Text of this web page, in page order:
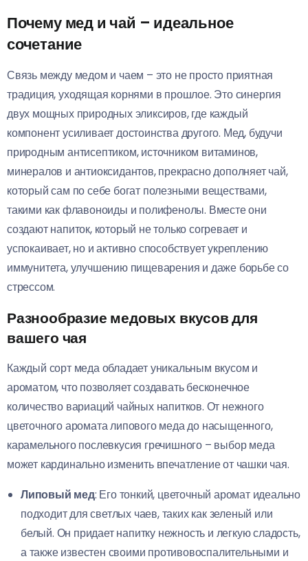
Почему мед и чай – идеальное
сочетание
Связь между медом и чаем – это не просто приятная
традиция, уходящая корнями в прошлое. Это синергия
двух мощных природных эликсиров, где каждый
компонент усиливает достоинства другого. Мед, будучи
природным антисептиком, источником витаминов,
минералов и антиоксидантов, прекрасно дополняет чай,
который сам по себе богат полезными веществами,
такими как флавоноиды и полифенолы. Вместе они
создают напиток, который не только согревает и
успокаивает, но и активно способствует укреплению
иммунитета, улучшению пищеварения и даже борьбе со
стрессом.
Разнообразие медовых вкусов для
вашего чая
Каждый сорт меда обладает уникальным вкусом и
ароматом, что позволяет создавать бесконечное
количество вариаций чайных напитков. От нежного
цветочного аромата липового меда до насыщенного,
карамельного послевкусия гречишного – выбор меда
может кардинально изменить впечатление от чашки чая.
Липовый мед: Его тонкий, цветочный аромат идеально
подходит для светлых чаев, таких как зеленый или
белый. Он придает напитку нежность и легкую сладость,
а также известен своими противовоспалительными и